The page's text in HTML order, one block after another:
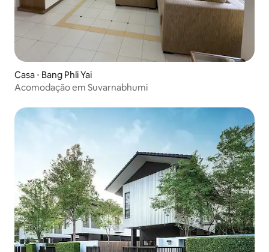
Casa ⋅ Bang Phli Yai
Acomodação em Suvarnabhumi